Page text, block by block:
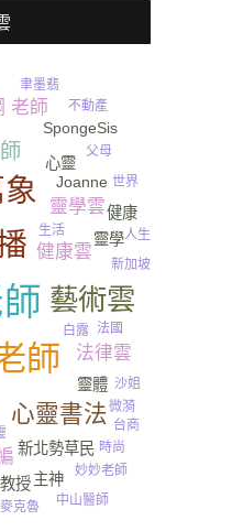
師
藝術雲
心靈書法
健康雲
靈學雲
老師
法律雲
心靈
靈體
授
Joanne
新北勢草民
靈學
SpongeSis
主神
健康
白露
沙姐
聿墨翡
生活
麥克魯
父母
新加坡
世界
中山醫師
微漪
時尚
法國
不動產
人生
妙妙老師
台商